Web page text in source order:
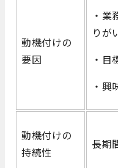
動機付けの
要因
・業
りが
・目
・興
動機付けの
持続性
長期